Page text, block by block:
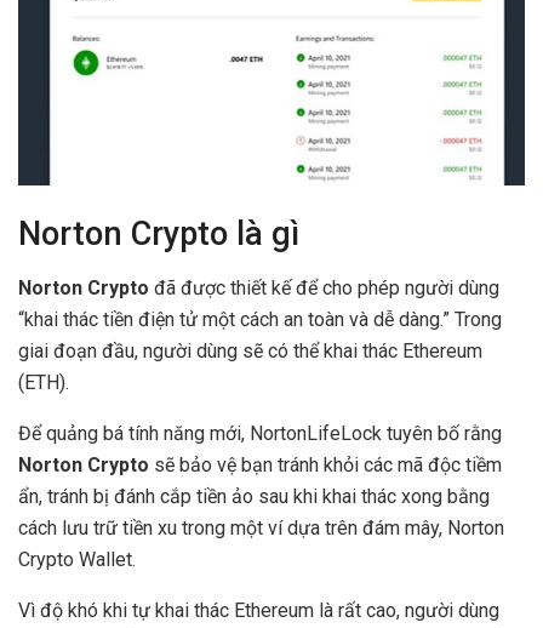
Norton Crypto là gì
Norton Crypto đã được thiết kế để cho phép người dùng
“khai thác tiền điện tử một cách an toàn và dễ dàng.” Trong
giai đoạn đầu, người dùng sẽ có thể khai thác Ethereum
(ETH).
Để quảng bá tính năng mới, NortonLifeLock tuyên bố rằng
Norton Crypto sẽ bảo vệ bạn tránh khỏi các mã độc tiềm
ẩn, tránh bị đánh cắp tiền ảo sau khi khai thác xong bằng
cách lưu trữ tiền xu trong một ví dựa trên đám mây, Norton
Crypto Wallet.
Vì độ khó khi tự khai thác Ethereum là rất cao, người dùng